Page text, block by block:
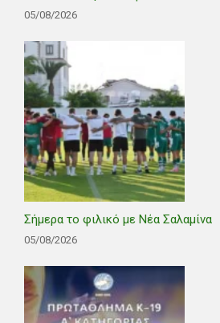
05/08/2026
Σήμερα το φιλικό με Νέα Σαλαμίνα
05/08/2026